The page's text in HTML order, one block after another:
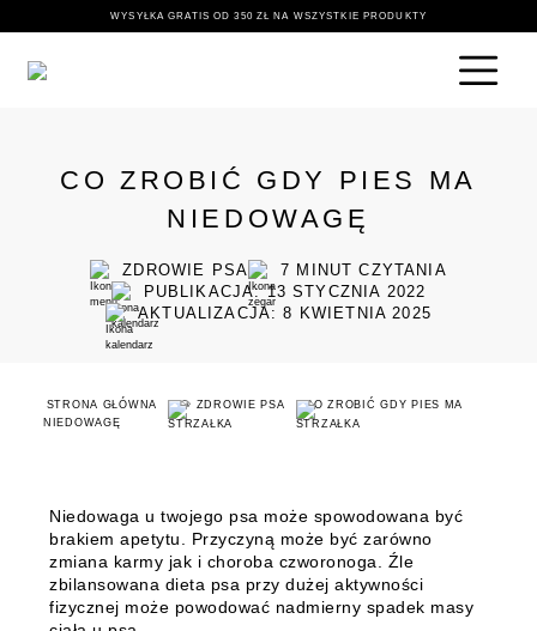
WYSYŁKA GRATIS OD 350 ZŁ NA WSZYSTKIE PRODUKTY
CO ZROBIĆ GDY PIES MA
NIEDOWAGĘ
ZDROWIE PSA 7 MINUT CZYTANIA
PUBLIKACJA: 13 STYCZNIA 2022
AKTUALIZACJA: 8 KWIETNIA 2025
STRONA GŁÓWNA 🐶 ZDROWIE PSA
CO ZROBIĆ GDY PIES MA
NIEDOWAGĘ
Niedowaga u twojego psa może spowodowana być
brakiem apetytu.
Przyczyną może być zarówno
zmiana karmy jak i choroba czworonoga. Źle
zbilansowana dieta psa przy dużej aktywności
fizycznej może powodować nadmierny spadek masy